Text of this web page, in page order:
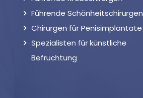
Führende Schönheitschirurgen
Chirurgen für Penisimplantate
Spezialisten für künstliche
Befruchtung